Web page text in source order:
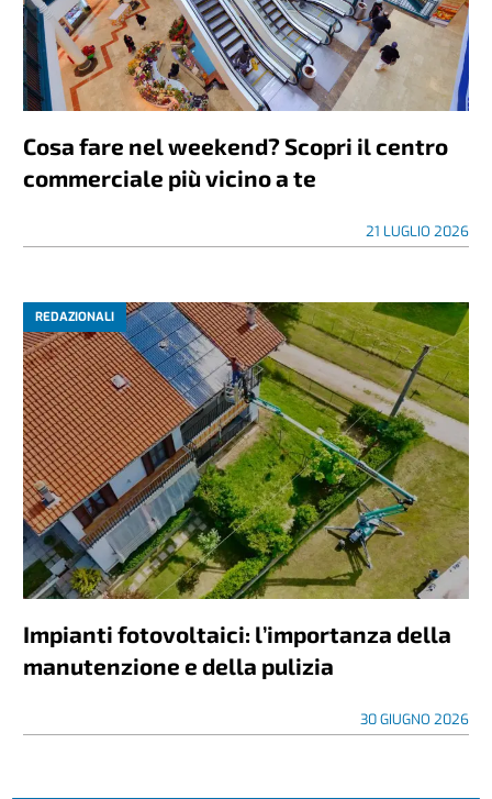
Cosa fare nel weekend? Scopri il centro
commerciale più vicino a te
21 LUGLIO 2026
REDAZIONALI
Impianti fotovoltaici: l’importanza della
manutenzione e della pulizia
30 GIUGNO 2026